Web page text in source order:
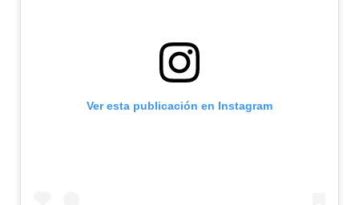
Ver esta publicación en Instagram